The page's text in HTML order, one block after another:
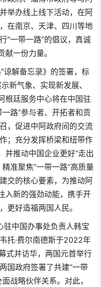
举办线上线下活动，在阿
在南京、天津、四川等地
“一带一路”的倡议，真诚
献一份力量。
解备忘录》的签署，标
新气象、实现新发展、
根廷服务中心将在中国驻
路”参与者、开拓者和贡
，促进中阿政府间的交流
；充分发挥桥梁和纽带作
并推动中国企业更好“走出
准聚焦“一带一路”高质量
交的核心要素，为推动阿
入新的强劲动能，携手开
更好造福两国人民。
中国办事处负责人韩宝
托·费尔南德斯于2022年
式并访华，两国元首举行
国政府签署了共建“一带
战略伙伴关系。对此，